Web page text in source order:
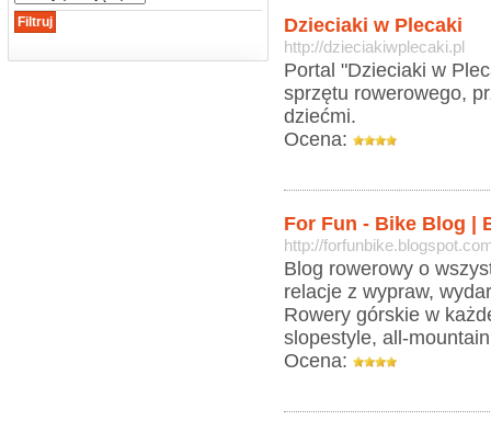
Dzieciaki w Plecaki
http://dzieciakiwplecaki.pl
Portal "Dzieciaki w
sprzętu rowerowego,
dziećmi.
Ocena:
For Fun - Bike Blog |
http://
Blog rowerowy o
relacje z wypraw,
Rowery górskie w
slopestyle, all-
Ocena: